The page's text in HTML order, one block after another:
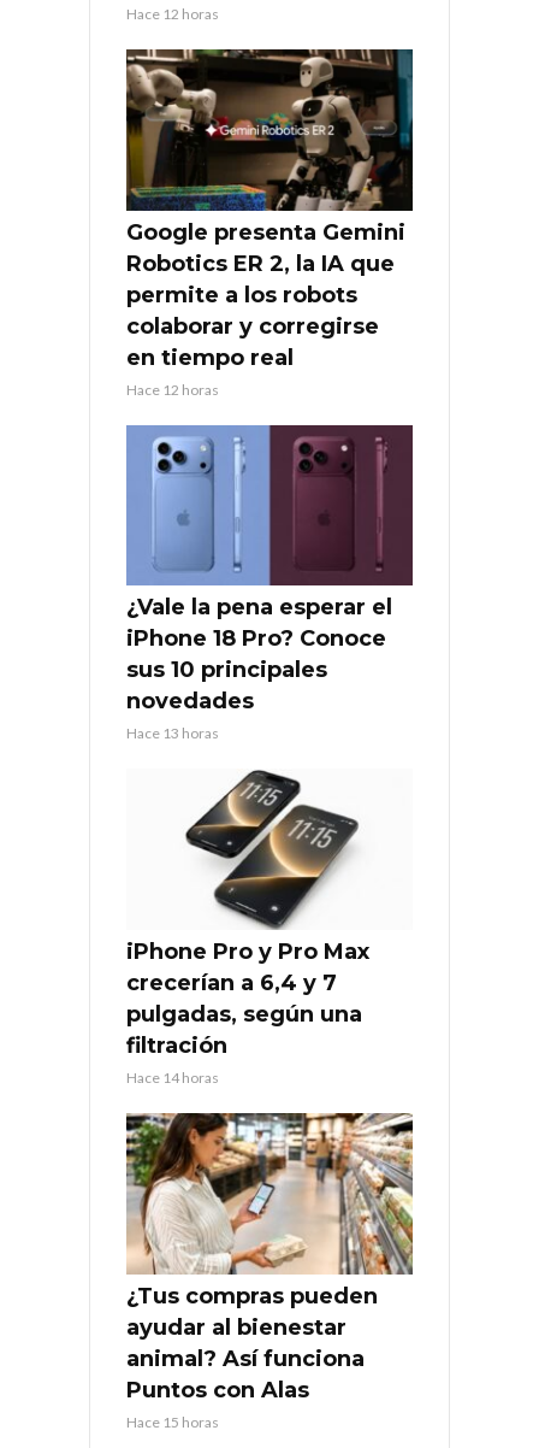
Hace 12 horas
Google presenta Gemini
Robotics ER 2, la IA que
permite a los robots
colaborar y corregirse
en tiempo real
Hace 12 horas
¿Vale la pena esperar el
iPhone 18 Pro? Conoce
sus 10 principales
novedades
Hace 13 horas
iPhone Pro y Pro Max
crecerían a 6,4 y 7
pulgadas, según una
filtración
Hace 14 horas
¿Tus compras pueden
ayudar al bienestar
animal? Así funciona
Puntos con Alas
Hace 15 horas